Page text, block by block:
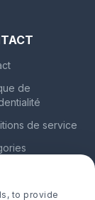
to provide
de
de service